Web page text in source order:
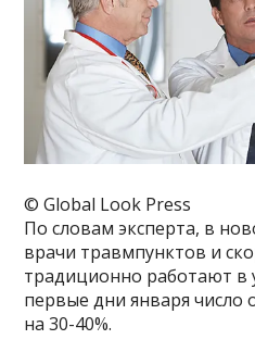
© Global Look Press
По словам эксперта, в
врачи травмпунктов и
традиционно работают в
первые дни января число
на 30-40%.